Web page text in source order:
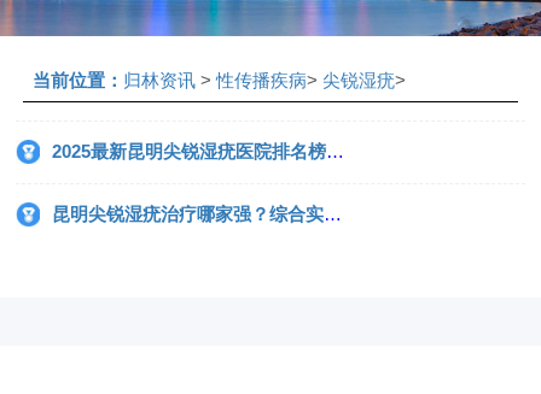
当前位置： 归林资讯>性传播疾病> 尖锐湿疣>
2025最新昆明尖锐湿疣医院排名榜，患者口碑与疗效双评估
昆明尖锐湿疣治疗哪家强？综合实力排名前十医院盘点